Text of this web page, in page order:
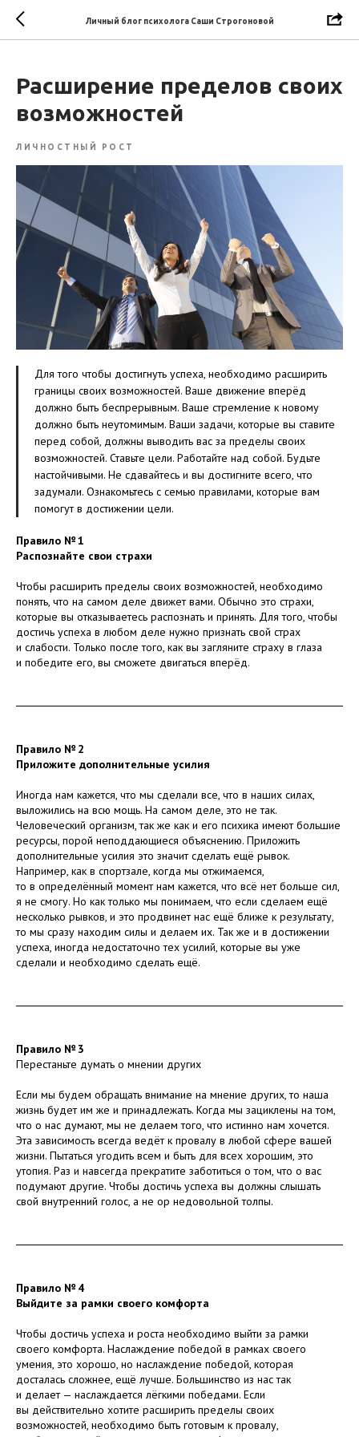
Личный блог психолога Саши Строгоновой
Расширение пределов своих
возможностей
ЛИЧНОСТНЫЙ РОСТ
Для того чтобы достигнуть успеха, необходимо расширить
границы своих возможностей. Ваше движение вперёд
должно быть беспрерывным. Ваше стремление к новому
должно быть неутомимым. Ваши задачи, которые вы ставите
перед собой, должны выводить вас за пределы своих
возможностей. Ставьте цели. Работайте над собой. Будьте
настойчивыми. Не сдавайтесь и вы достигните всего, что
задумали. Ознакомьтесь с семью правилами, которые вам
помогут в достижении цели.
Правило № 1
Распознайте свои страхи
Чтобы расширить пределы своих возможностей, необходимо
понять, что на самом деле движет вами. Обычно это страхи,
которые вы отказываетесь распознать и принять. Для того, чтобы
достичь успеха в любом деле нужно признать свой страх
и слабости. Только после того, как вы загляните страху в глаза
и победите его, вы сможете двигаться вперёд.
Правило № 2
Приложите дополнительные усилия
Иногда нам кажется, что мы сделали все, что в наших силах,
выложились на всю мощь. На самом деле, это не так.
Человеческий организм, так же как и его психика имеют большие
ресурсы, порой неподдающиеся объяснению. Приложить
дополнительные усилия это значит сделать ещё рывок.
Например, как в спортзале, когда мы отжимаемся,
то в определённый момент нам кажется, что всё нет больше сил,
я не смогу. Но как только мы понимаем, что если сделаем ещё
несколько рывков, и это продвинет нас ещё ближе к результату,
то мы сразу находим силы и делаем их. Так же и в достижении
успеха, иногда недостаточно тех усилий, которые вы уже
сделали и необходимо сделать ещё.
Правило № 3
Перестаньте думать о мнении других
Если мы будем обращать внимание на мнение других, то наша
жизнь будет им же и принадлежать. Когда мы зациклены на том,
что о нас думают, мы не делаем того, что истинно нам хочется.
Эта зависимость всегда ведёт к провалу в любой сфере вашей
жизни. Пытаться угодить всем и быть для всех хорошим, это
утопия. Раз и навсегда прекратите заботиться о том, что о вас
подумают другие. Чтобы достичь успеха вы должны слышать
свой внутренний голос, а не ор недовольной толпы.
Правило № 4
Выйдите за рамки своего комфорта
Чтобы достичь успеха и роста необходимо выйти за рамки
своего комфорта. Наслаждение победой в рамках своего
умения, это хорошо, но наслаждение победой, которая
досталась сложнее, ещё лучше. Большинство из нас так
и делает — наслаждается лёгкими победами. Если
вы действительно хотите расширить пределы своих
возможностей, необходимо быть готовым к провалу,